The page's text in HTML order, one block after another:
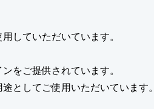
していただいています。
をご提供されています。
としてご使用いただいています。